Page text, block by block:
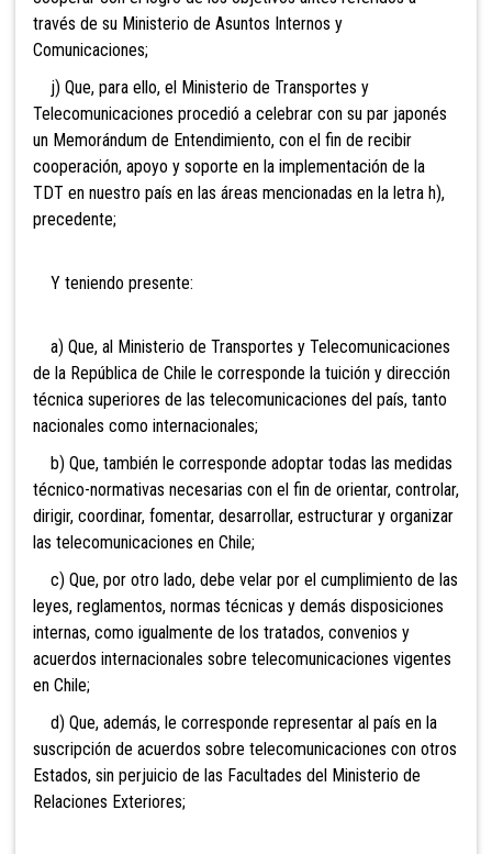
través de su Ministerio de Asuntos Internos y
Comunicaciones;
j) Que, para ello, el Ministerio de Transportes y
Telecomunicaciones procedió a celebrar con su par japonés
un Memorándum de Entendimiento, con el fin de recibir
cooperación, apoyo y soporte en la implementación de la
TDT en nuestro país en las áreas mencionadas en la letra h),
precedente;
Y teniendo presente:
a) Que, al Ministerio de Transportes y Telecomunicaciones
de la República de Chile le corresponde la tuición y dirección
técnica superiores de las telecomunicaciones del país, tanto
nacionales como internacionales;
b) Que, también le corresponde adoptar todas las medidas
técnico-normativas necesarias con el fin de orientar, controlar,
dirigir, coordinar, fomentar, desarrollar, estructurar y organizar
las telecomunicaciones en Chile;
c) Que, por otro lado, debe velar por el cumplimiento de las
leyes, reglamentos, normas técnicas y demás disposiciones
internas, como igualmente de los tratados, convenios y
acuerdos internacionales sobre telecomunicaciones vigentes
en Chile;
d) Que, además, le corresponde representar al país en la
suscripción de acuerdos sobre telecomunicaciones con otros
Estados, sin perjuicio de las Facultades del Ministerio de
Relaciones Exteriores;